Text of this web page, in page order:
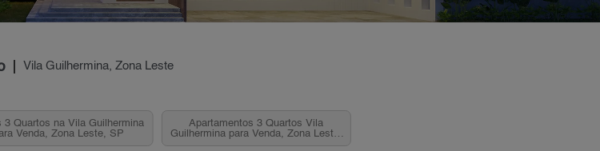
Vila Guilhermina, Zona Leste
3 Quartos na Vila Guilhermina
Venda, Zona Leste, SP
Apartamentos 3 Quartos Vila
Guilhermina para Venda, Zona Leste,